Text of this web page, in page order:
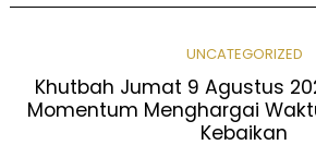
UNCATEGORIZED
Khutbah Jumat 9 Agustus
Momentum Menghargai
Kebaikan